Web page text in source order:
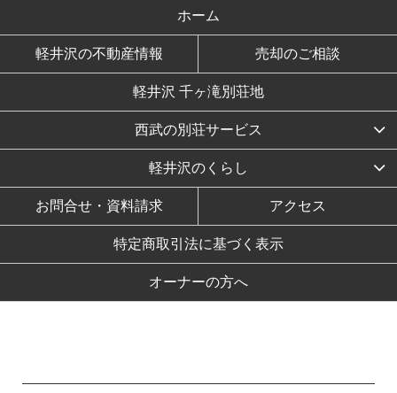
ホーム
軽井沢の不動産情報 売却のご相談
軽井沢 千ヶ滝別荘地
西武の別荘サービス
軽井沢のくらし
お問合せ・資料請求 アクセス
特定商取引法に基づく表示
オーナーの方へ